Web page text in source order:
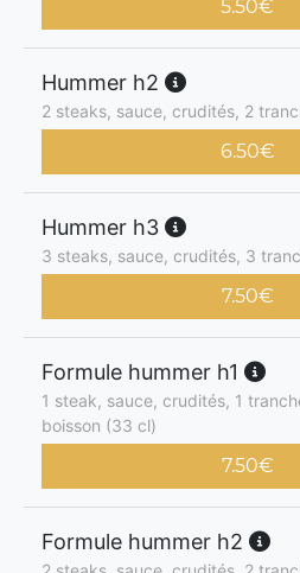
5.50€
Hummer h2
2 steaks, sauce, crudités, 2
6.50€
Hummer h3
3 steaks, sauce, crudités, 3
7.50€
Formule hummer h1
1 steak, sauce, crudités, 1
boisson (33 cl)
7.50€
Formule hummer h2